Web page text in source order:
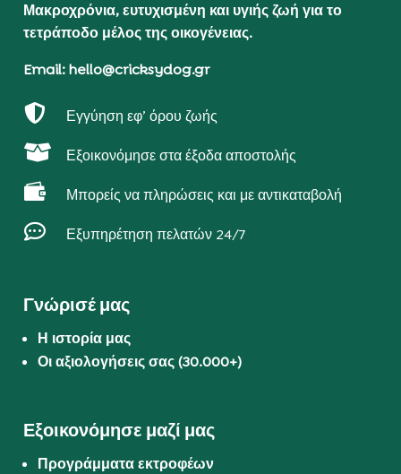
Μακροχρόνια, ευτυχισμένη και υγιής ζωή για το
τετράποδο μέλος της οικογένειας.
Email: hello@cricksydog.gr
 Εγγύηση εφ’ όρου ζωής
 Εξοικονόμησε στα έξοδα αποστολής
 Μπορείς να πληρώσεις και με αντικαταβολή
 Εξυπηρέτηση πελατών 24/7
Γνώρισέ μας
Η ιστορία μας
Οι αξιολογήσεις σας (30.000+)
Εξοικονόμησε μαζί μας
Προγράμματα εκτροφέων